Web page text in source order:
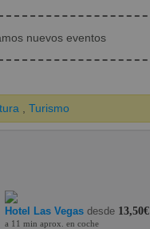
nuevos eventos
Turismo
Hotel Las Vegas desde 13,50€
a 11 min aprox. en coche